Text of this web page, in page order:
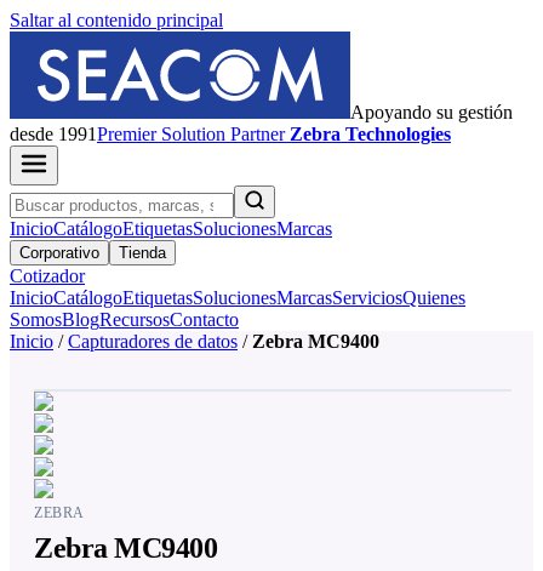
Saltar al contenido principal
Apoyando su gestión
desde 1991PremierSolution Partner Zebra Technologies
InicioCatálogoEtiquetasSolucionesMarcas
Corporativo Tienda
Cotizador
InicioCatálogoEtiquetasSolucionesMarcasServiciosQuienes
SomosBlogRecursosContacto
Inicio / Capturadores de datos / Zebra MC9400
ZEBRA
Zebra MC9400